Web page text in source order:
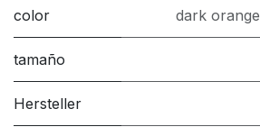
color dark orange
tamaño
Hersteller